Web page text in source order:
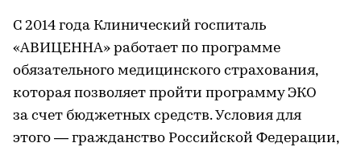
С 2014 года Клинический госпиталь
«АВИЦЕННА» работает по программе
обязательного медицинского страхования,
которая позволяет пройти программу ЭКО
за счет бюджетных средств. Условия для
этого — гражданство Российской Федерации,